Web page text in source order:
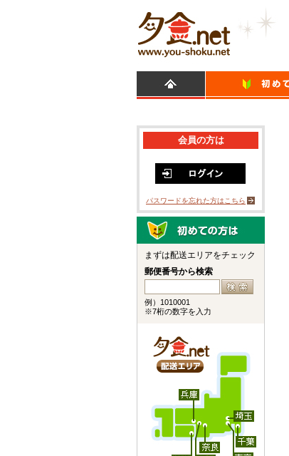
会員の方は
パスワードを忘れた方はこちら
まずは配送エリアをチェック
郵便番号から検索
例）1010001
※7桁の数字を入力